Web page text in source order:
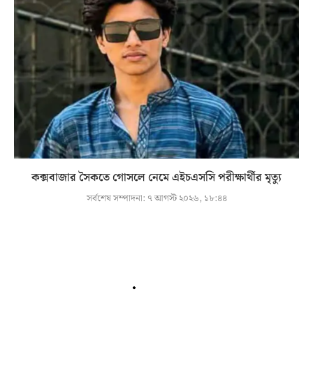
কক্সবাজার সৈকতে গোসলে নেমে এইচএসসি পরীক্ষার্থীর মৃত্যু
সর্বশেষ সম্পাদনা: ৭ আগস্ট ২০২৬, ১৮:৪৪